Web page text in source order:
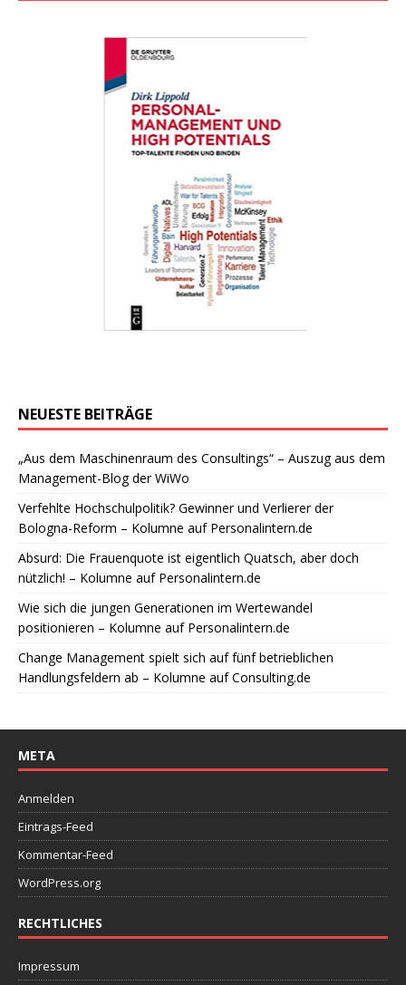
NEUESTE BEITRÄGE
„Aus dem Maschinenraum des Consultings“ – Auszug aus dem
Management-Blog der WiWo
Verfehlte Hochschulpolitik? Gewinner und Verlierer der
Bologna-Reform – Kolumne auf Personalintern.de
Absurd: Die Frauenquote ist eigentlich Quatsch, aber doch
nützlich! – Kolumne auf Personalintern.de
Wie sich die jungen Generationen im Wertewandel
positionieren – Kolumne auf Personalintern.de
Change Management spielt sich auf fünf betrieblichen
Handlungsfeldern ab – Kolumne auf Consulting.de
META
Anmelden
Eintrags-Feed
Kommentar-Feed
WordPress.org
RECHTLICHES
Impressum